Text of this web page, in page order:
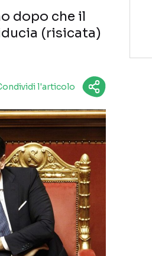
dopo che il
(risicata)
l'articolo